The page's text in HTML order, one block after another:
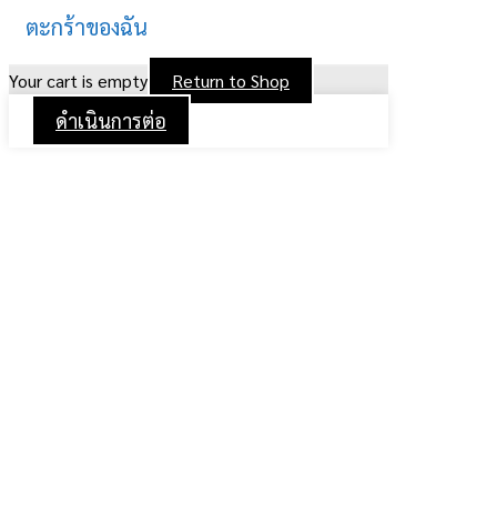
ตะกร้าของฉัน
Your cart is empty Return to Shop
ดำเนินการต่อ